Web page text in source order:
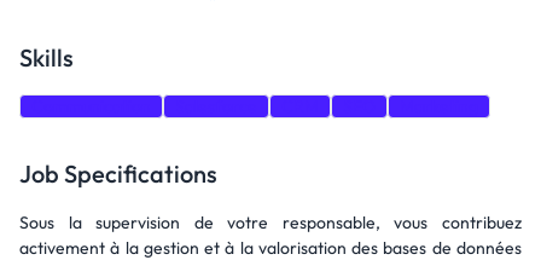
Skills
Job Specifications
Sous la supervision de votre responsable, vous contribuez
activement à la gestion et à la valorisation des bases de données